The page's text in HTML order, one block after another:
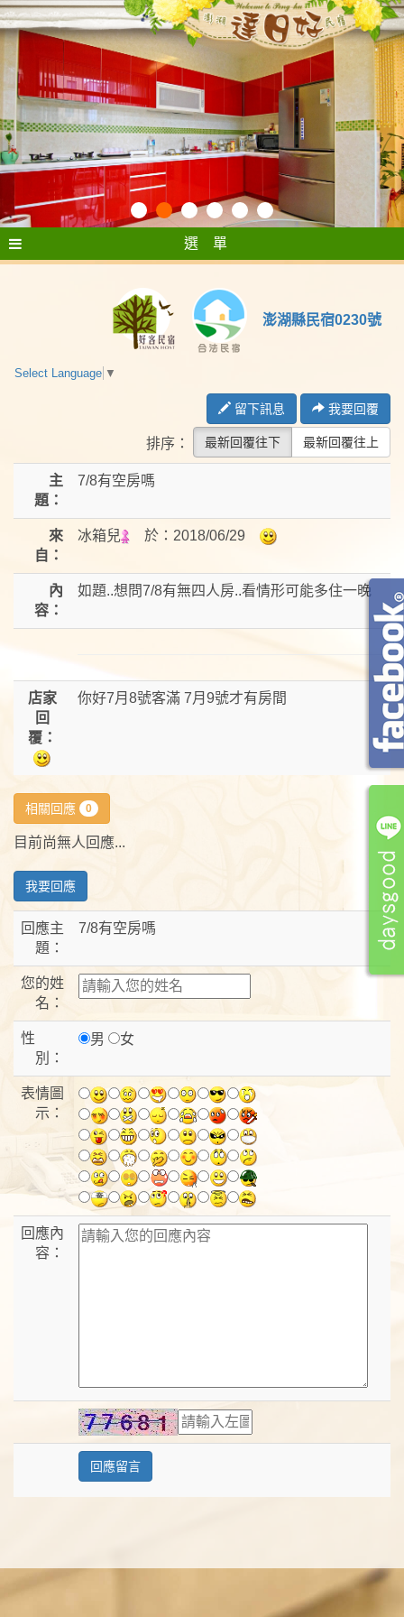
選 單
澎湖縣民宿0230號
Select Language ▼
留下訊息 我要回覆
排序： 最新回覆往下 最新回覆往上
主
題：
7/8有空房嗎
來
自：
冰箱兒 於： 2018/06/29
內
容：
如題..想問7/8有無四人房..看情形可能多住一晚
店家
回
覆：
你好7月8號客滿 7月9號才有房間
相關回應 0
目前尚無人回應...
我要回應
回應主
題：
7/8有空房嗎
您的姓
名：
性
別：
男 女
表情圖
示：
回應內
容：